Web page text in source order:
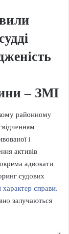
– ЗМІ
районному
і
активів
адвокати
судових
справи.
залучаються